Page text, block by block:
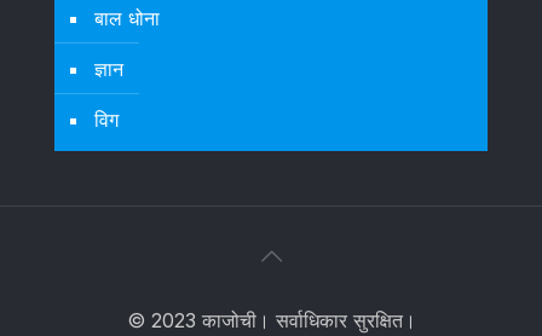
बाल धोना
ज्ञान
विग
© 2023 काजोची। सर्वाधिकार सुरक्षित।